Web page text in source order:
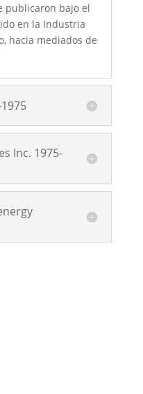
publicaron bajo el
en la Industria
hacia mediados de
Inc. 1975-